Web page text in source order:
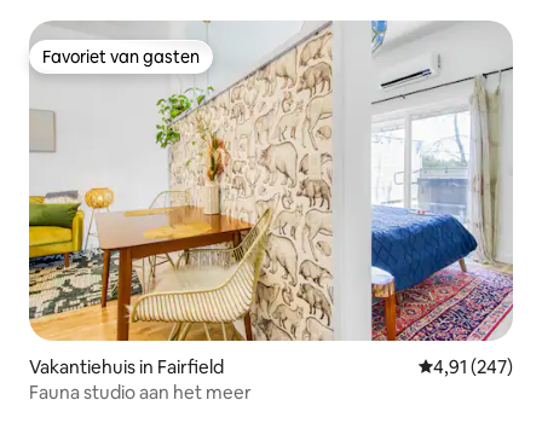
Favoriet van gasten
Favoriet van gasten
Vakantiehuis in Fairfield Gemiddelde
4,91 (247)
Fauna studio aan het meer